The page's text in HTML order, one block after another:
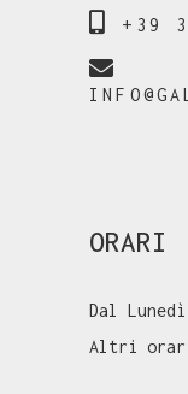
+39
ORARI
Dal
Altri orari